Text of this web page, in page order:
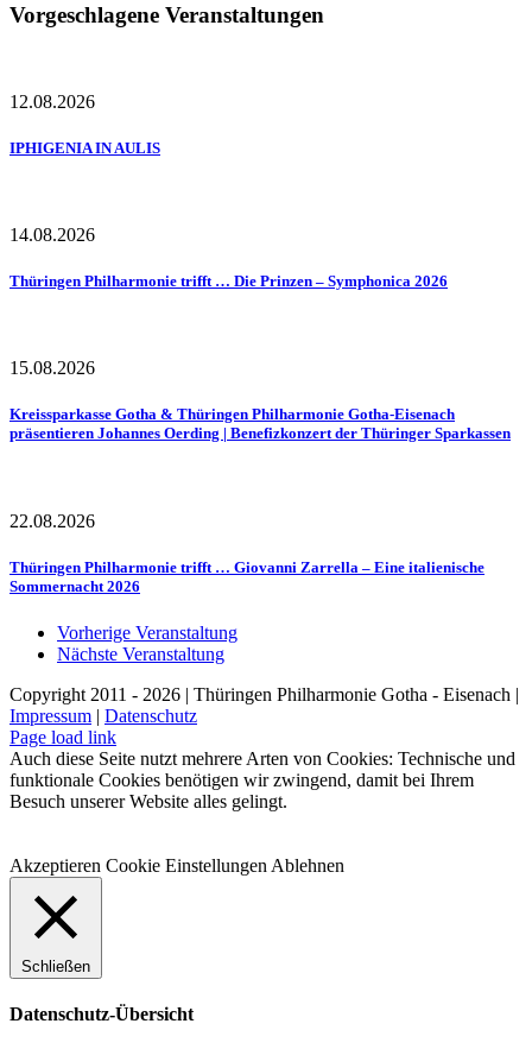
Vorgeschlagene Veranstaltungen
12.08.2026
IPHIGENIA IN AULIS
14.08.2026
Thüringen Philharmonie trifft … Die Prinzen – Symphonica 2026
15.08.2026
Kreissparkasse Gotha & Thüringen Philharmonie Gotha-Eisenach
präsentieren Johannes Oerding | Benefizkonzert der Thüringer Sparkassen
22.08.2026
Thüringen Philharmonie trifft … Giovanni Zarrella – Eine italienische
Sommernacht 2026
Vorherige Veranstaltung
Nächste Veranstaltung
Copyright 2011 - 2026 | Thüringen Philharmonie Gotha - Eisenach |
Impressum | Datenschutz
Facebook
Instagram
WhatsApp
YouTube
E-
Mail
Telefon
Page load link
Auch diese Seite nutzt mehrere Arten von Cookies: Technische und
funktionale Cookies benötigen wir zwingend, damit bei Ihrem
Besuch unserer Website alles gelingt.
Akzeptieren Cookie Einstellungen Ablehnen
Schließen
Datenschutz-Übersicht